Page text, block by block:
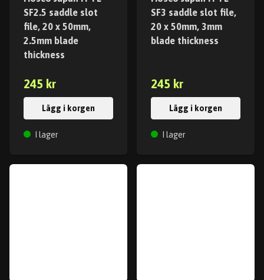
SF2.5 saddle slot
file, 20 x 50mm,
2.5mm blade
thickness
245 kr
Lägg i korgen
I lager
SF3 saddle slot file,
20 x 50mm, 3mm
blade thickness
245 kr
Lägg i korgen
I lager